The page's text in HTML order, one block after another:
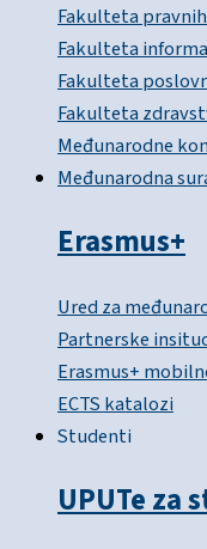
Fakulteta
Fakulteta
Fakulteta
Fakulteta
Međunarodne
Međunarodna
Erasmus+
Ured za
Partnerske
Erasmus+
ECTS katalozi
Studenti
UPUTe za